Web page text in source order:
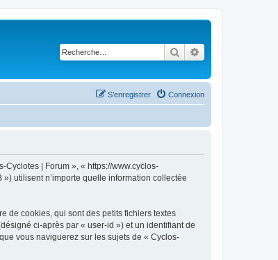
Rechercher
Connexion
S’enregistrer
| Forum », « https://www.cyclos-
utilisent n’importe quelle information collectée
de cookies, qui sont des petits fichiers textes
ci-après par « user-id ») et un identifiant de
vous naviguerez sur les sujets de « Cyclos-